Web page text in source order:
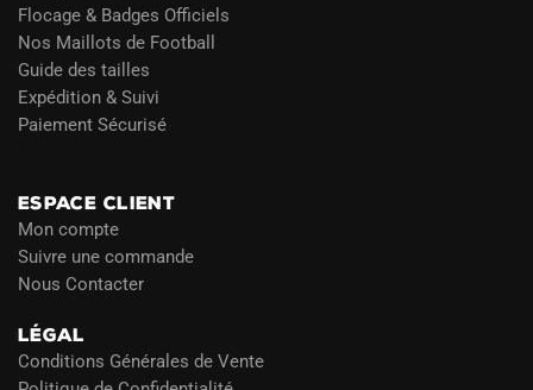
Flocage & Badges Officiels
Nos Maillots de Football
Guide des tailles
Expédition & Suivi
Paiement Sécurisé
ESPACE CLIENT
Mon compte
Suivre une commande
Nous Contacter
LÉGAL
Conditions Générales de Vente